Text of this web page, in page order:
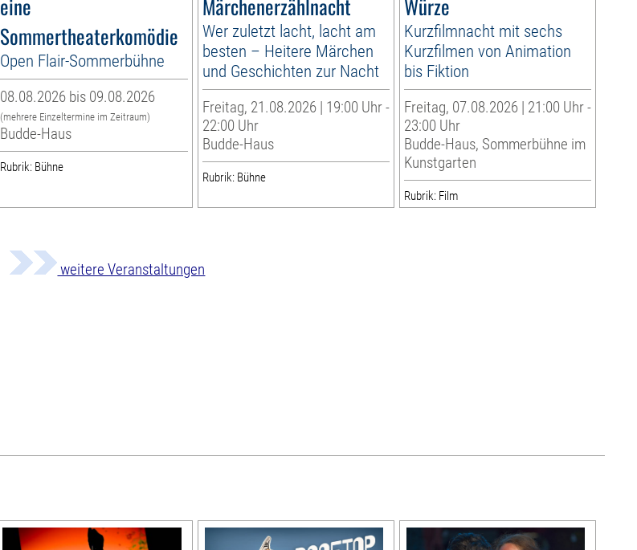
eine
Sommertheaterkomödie
Open Flair-Sommerbühne
08.08.2026 bis 09.08.2026
(mehrere Einzeltermine im Zeitraum)
Budde-Haus
Rubrik: Bühne
Märchenerzählnacht
Wer zuletzt lacht, lacht am
besten – Heitere Märchen
und Geschichten zur Nacht
Freitag, 21.08.2026 | 19:00 Uhr -
22:00 Uhr
Budde-Haus
Rubrik: Bühne
Würze
Kurzfilmnacht mit sechs
Kurzfilmen von Animation
bis Fiktion
Freitag, 07.08.2026 | 21:00 Uhr -
23:00 Uhr
Budde-Haus, Sommerbühne im
Kunstgarten
Rubrik: Film
weitere Veranstaltungen